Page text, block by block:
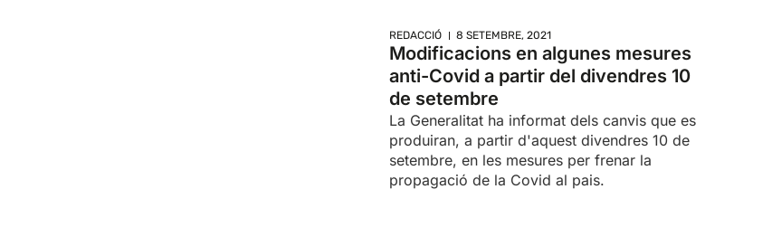
REDACCIÓ 8 SETEMBRE, 2021
Modificacions en algunes mesures
anti-Covid a partir del divendres 10
de setembre
La Generalitat ha informat dels canvis que es
produiran, a partir d'aquest divendres 10 de
setembre, en les mesures per frenar la
propagació de la Covid al pais.